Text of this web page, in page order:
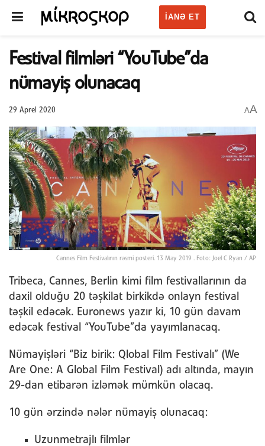
IANƏ ET
Festival filmləri “YouTube”da
nümayiş olunacaq
29 Aprel 2020 AA
Cannes Film Festivalının rəsmi posteri. 13 May 2019 . Foto: Joel C Ryan / AP
Tribeca, Cannes, Berlin kimi film festivallarının da
daxil olduğu 20 təşkilat birkikdə onlayn festival
təşkil edəcək. Euronews yazır ki, 10 gün davam
edəcək festival “YouTube”da yayımlanacaq.
Nümayişləri “Biz birik: Qlobal Film Festivalı” (We
Are One: A Global Film Festival) adı altında, mayın
29-dan etibarən izləmək mümkün olacaq.
10 gün ərzində nələr nümayiş olunacaq:
Uzunmetrajlı filmlər